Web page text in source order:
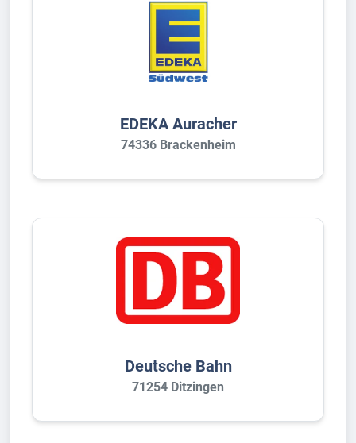
EDEKA Auracher
74336 Brackenheim
Deutsche Bahn
71254 Ditzingen